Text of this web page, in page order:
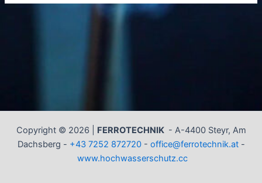
Copyright © 2026 | FERROTECHNIK - A-4400 Steyr, Am
Dachsberg - +43 7252 872720- office@ferrotechnik.at-
www.hochwasserschutz.cc